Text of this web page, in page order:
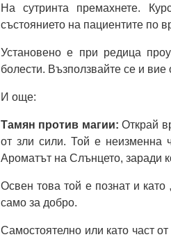
На сутринта премахнете.
състоянието на пациентите по
Установено е при редица
болести. Възползвайте се и вие
И още:
Тамян против магии:Открай
от зли сили. Той е неизменна
Ароматът на Слънцето, заради
Освен това той е познат и като
само за добро.
Самостоятелно или като част